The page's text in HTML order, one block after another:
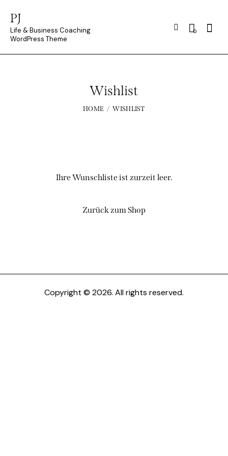
PJ
Life & Business Coaching
WordPress Theme
0
Wishlist
HOME WISHLIST
Ihre Wunschliste ist zurzeit leer.
Zurück zum Shop
Copyright © 2026. All rights reserved.